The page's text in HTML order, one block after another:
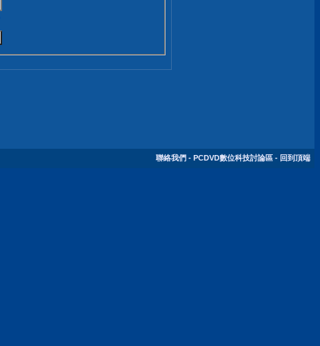
聯絡我們 - PCDVD數位科技討論區 - 回到頂端